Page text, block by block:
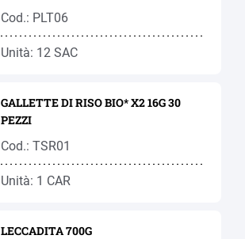
Cod.: PLT06
Unità: 12 SAC
GALLETTE DI RISO BIO* X2 16G 30
PEZZI
Cod.: TSR01
Unità: 1 CAR
LECCADITA 700G